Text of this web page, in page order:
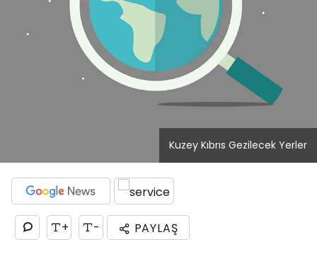
Kuzey Kıbrıs Gezilecek Yerler
+ - PAYLAŞ